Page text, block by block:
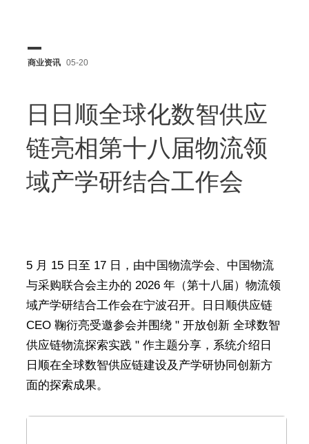
商业资讯 05-20
日日顺全球化数智供应
链亮相第十八届物流领
域产学研结合工作会
5 月 15 日至 17 日，由中国物流学会、中国物流
与采购联合会主办的 2026 年（第十八届）物流领
域产学研结合工作会在宁波召开。日日顺供应链
CEO 鞠衍亮受邀参会并围绕 " 开放创新 全球数智
供应链物流探索实践 " 作主题分享，系统介绍日
日顺在全球数智供应链建设及产学研协同创新方
面的探索成果。